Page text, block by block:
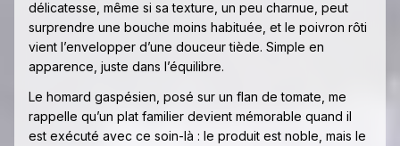
délicatesse, même si sa texture, un peu charnue, peut
surprendre une bouche moins habituée, et le poivron rôti
vient l’envelopper d’une douceur tiède. Simple en
apparence, juste dans l’équilibre.
Le homard gaspésien, posé sur un flan de tomate, me
rappelle qu’un plat familier devient mémorable quand il
est exécuté avec ce soin-là : le produit est noble, mais le